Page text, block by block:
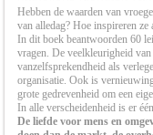
Hebben de waarden van
van alledag? Hoe inspireren ze
In dit boek beantwoorden 60
vragen. De veelkleurigheid
vanzelfsprekendheid als
organisatie. Ook is
grote gedrevenheid om een
In alle verscheidenheid is er
De liefde voor mens en